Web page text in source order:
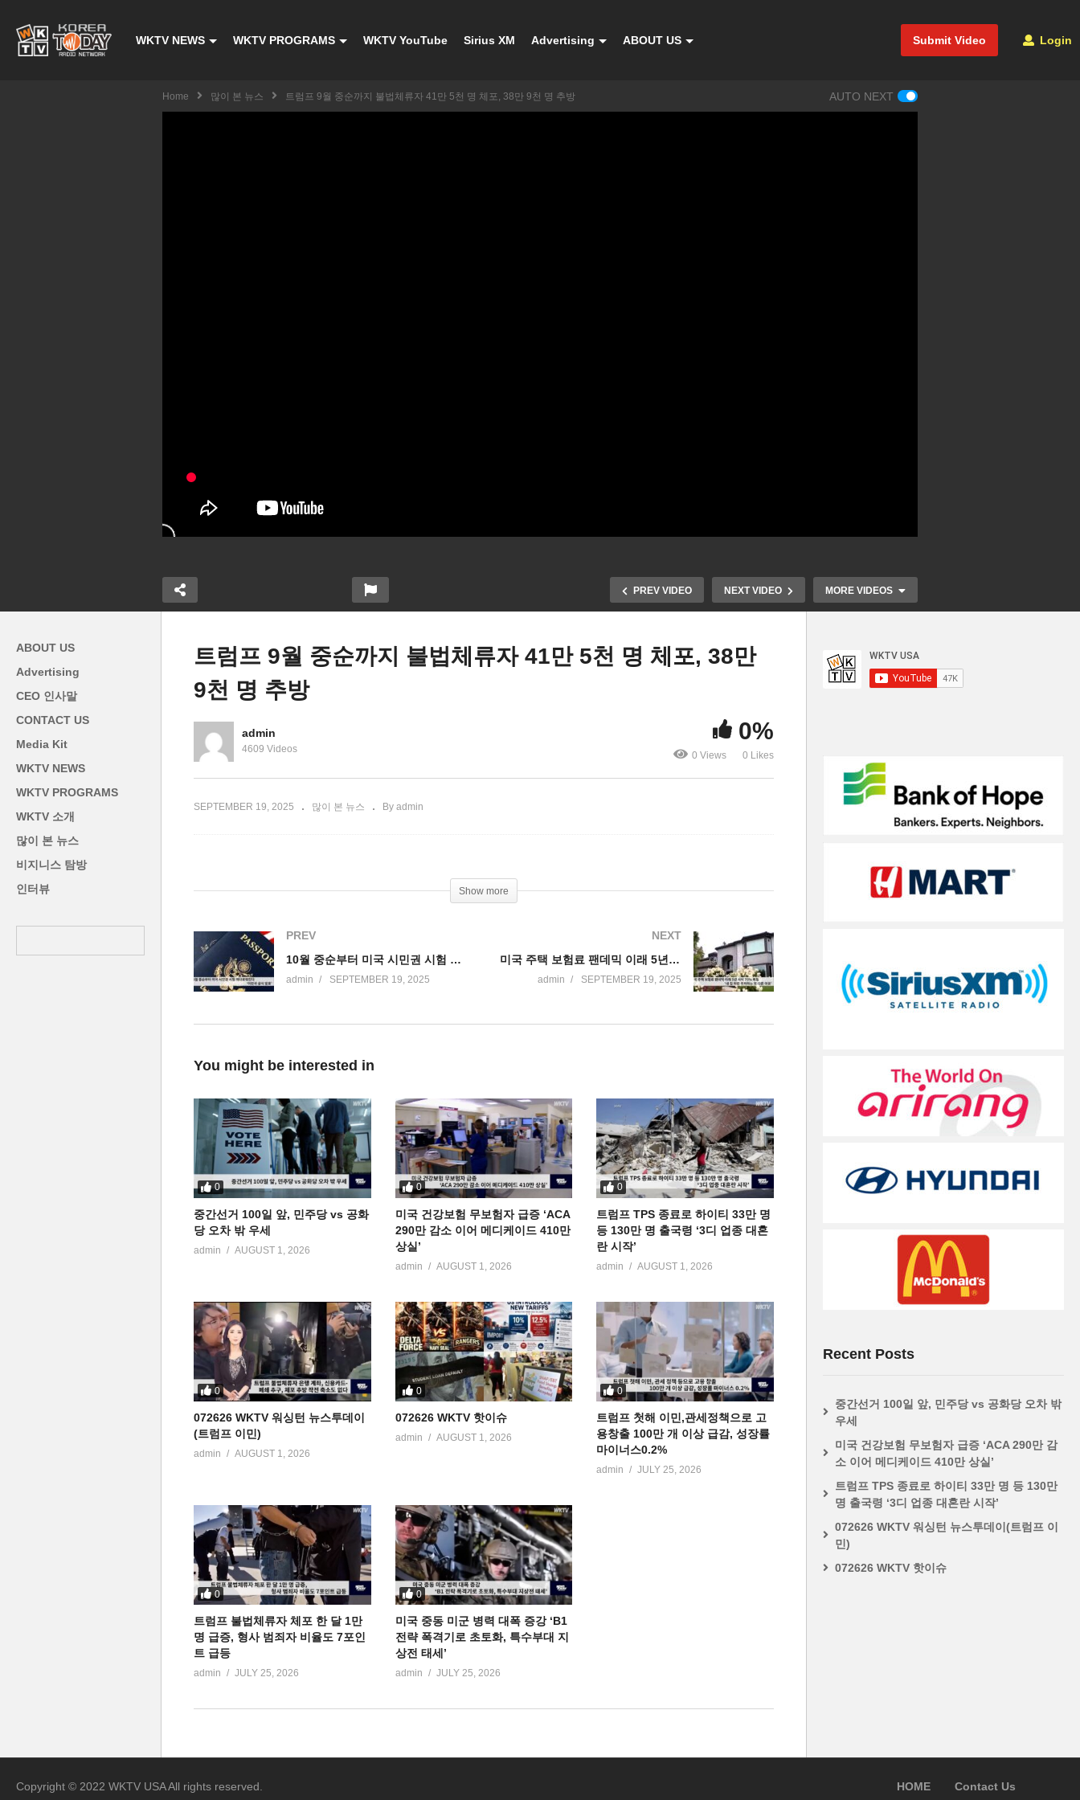
Submit Video Login
WKTV NEWS WKTV PROGRAMS WKTV YouTube Sirius XM Advertising ABOUT US
Home 많이 본 뉴스 트럼프 9월 중순까지 불법체류자 41만 5천 명 체포, 38만 9천 명 추방 AUTO NEXT
PREV VIDEO NEXT VIDEO MORE VIDEOS
4대 직격탄
동행 없는 미성년 이민 아동 추
ABOUT US
Advertising
CEO 인사말
CONTACT US
Media Kit
WKTV NEWS
WKTV PROGRAMS
WKTV 소개
많이 본 뉴스
비지니스 탐방
인터뷰
트럼프 9월 중순까지 불법체류자 41만 5천 명 체포, 38만
9천 명 추방
admin
4609 Videos
0%
0 Views 0 Likes
SEPTEMBER 19, 2025 많이 본 뉴스 By admin
Show more
PREV
10월 중순부터 미국 시민권 시험 까다로워진다 ‘이민국 공식 발표’
admin SEPTEMBER 19, 2025
NEXT
미국 주택 보험료 팬데믹 이래 5년 사이 70% 폭등 ‘내 집 마련 주저하는 또 다른 이유’
admin SEPTEMBER 19, 2025
You might be interested in
0
중간선거 100일 앞, 민주당 vs 공화
당 오차 밖 우세
admin AUGUST 1, 2026
0
미국 건강보험 무보험자 급증 ‘ACA
290만 감소 이어 메디케이드 410만
상실’
admin AUGUST 1, 2026
0
트럼프 TPS 종료로 하이티 33만 명
등 130만 명 출국령 ‘3디 업종 대혼
란 시작’
admin AUGUST 1, 2026
0
072626 WKTV 워싱턴 뉴스투데이
(트럼프 이민)
admin AUGUST 1, 2026
0
072626 WKTV 핫이슈
admin AUGUST 1, 2026
0
트럼프 첫해 이민,관세정책으로 고
용창출 100만 개 이상 급감, 성장률
마이너스0.2%
admin JULY 25, 2026
0
트럼프 불법체류자 체포 한 달 1만
명 급증, 형사 범죄자 비율도 7포인
트 급등
admin JULY 25, 2026
0
미국 중동 미군 병력 대폭 증강 ‘B1
전략 폭격기로 초토화, 특수부대 지
상전 태세’
admin JULY 25, 2026
Recent Posts
중간선거 100일 앞, 민주당 vs 공화당 오차 밖
우세
미국 건강보험 무보험자 급증 ‘ACA 290만 감
소 이어 메디케이드 410만 상실’
트럼프 TPS 종료로 하이티 33만 명 등 130만
명 출국령 ‘3디 업종 대혼란 시작’
072626 WKTV 워싱턴 뉴스투데이(트럼프 이
민)
072626 WKTV 핫이슈
Copyright © 2022 WKTV USA All rights reserved. HOME Contact Us